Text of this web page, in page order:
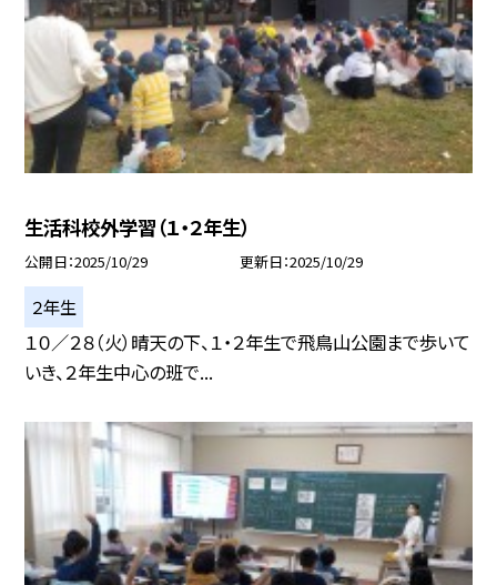
生活科校外学習（１・２年生）
公開日 2025/10/29 更新日 2025/10/29
２年生
１０／２８（火）晴天の下、１・２年生で飛鳥山公園まで歩いて
いき、２年生中心の班で...